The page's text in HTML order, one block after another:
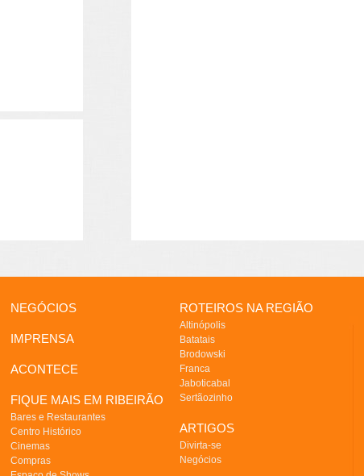
NEGÓCIOS
IMPRENSA
ACONTECE
FIQUE MAIS EM RIBEIRÃO
Bares e Restaurantes
Centro Histórico
Cinemas
Compras
ROTEIROS NA REGIÃO
Altinópolis
Batatais
Brodowski
Franca
Jaboticabal
Sertãozinho
ARTIGOS
Divirta-se
Negócios